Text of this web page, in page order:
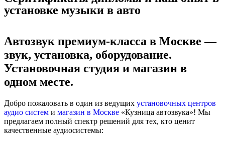
установке музыки в авто
Автозвук премиум-класса в Москве —
звук, установка, оборудование.
Установочная студия и магазин в
одном месте.
Добро пожаловать в один из ведущих установочных центров
аудио систем и магазин в Москве «Кузница автозвука»! Мы
предлагаем полный спектр решений для тех, кто ценит
качественные аудиосистемы: